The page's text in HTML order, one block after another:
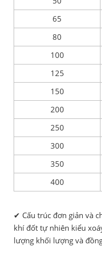
65
80
100
125
150
200
250
300
350
400
✔ Cấu trúc đơn giản và
khí đốt tự nhiên kiểu
lượng khối lượng và